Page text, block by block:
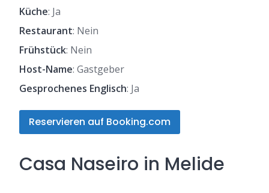
Küche: Ja
Restaurant: Nein
Frühstück: Nein
Host-Name: Gastgeber
Gesprochenes Englisch: Ja
Reservieren auf Booking.com
Casa Naseiro in Melide